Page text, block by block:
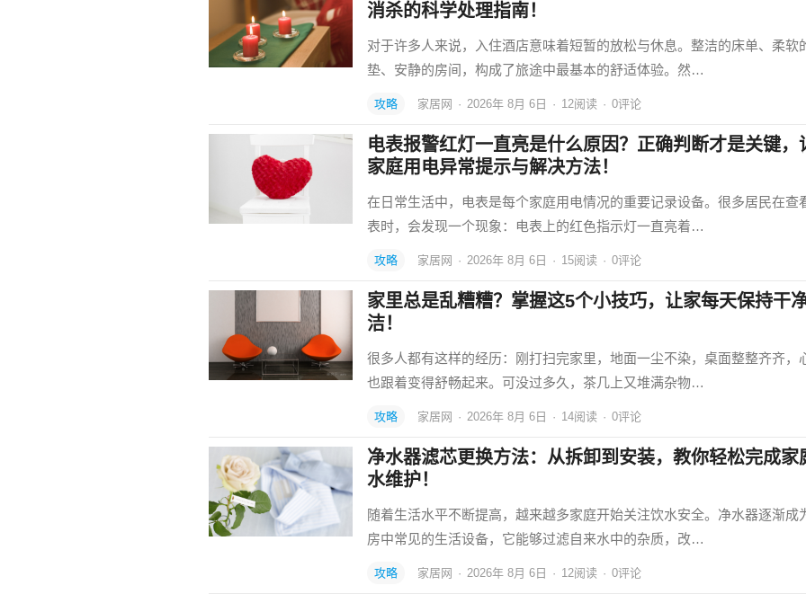
消杀的科学处理指南！
对于许多人来说，入住酒店意味着短暂的放松与休息。整洁的床单、柔软
垫、安静的房间，构成了旅途中最基本的舒适体验。然…
攻略 家居网 · 2026年 8月 6日 · 12阅读 · 0评论
电表报警红灯一直亮是什么原因？正确判断才是关键，
家庭用电异常提示与解决方法！
在日常生活中，电表是每个家庭用电情况的重要记录设备。很多居民在查
表时，会发现一个现象：电表上的红色指示灯一直亮着…
攻略 家居网 · 2026年 8月 6日 · 15阅读 · 0评论
家里总是乱糟糟？掌握这5个小技巧，让家每天保持干
洁！
很多人都有这样的经历：刚打扫完家里，地面一尘不染，桌面整整齐齐，
也跟着变得舒畅起来。可没过多久，茶几上又堆满杂物…
攻略 家居网 · 2026年 8月 6日 · 14阅读 · 0评论
净水器滤芯更换方法：从拆卸到安装，教你轻松完成家
水维护！
随着生活水平不断提高，越来越多家庭开始关注饮水安全。净水器逐渐成
房中常见的生活设备，它能够过滤自来水中的杂质，改…
攻略 家居网 · 2026年 8月 6日 · 12阅读 · 0评论